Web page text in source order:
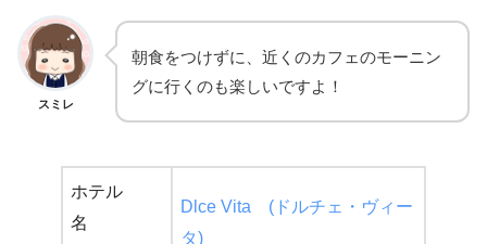
スミレ
朝食をつけずに、近くのカフェのモーニン
グに行くのも楽しいですよ！
ホテル
名
Dlce Vita (ドルチェ・ヴィー
タ)